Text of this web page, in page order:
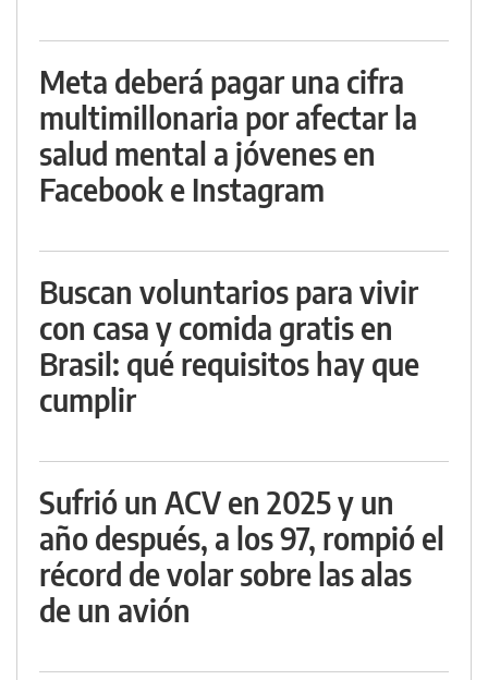
Meta deberá pagar una cifra
multimillonaria por afectar la
salud mental a jóvenes en
Facebook e Instagram
Buscan voluntarios para vivir
con casa y comida gratis en
Brasil: qué requisitos hay que
cumplir
Sufrió un ACV en 2025 y un
año después, a los 97, rompió el
récord de volar sobre las alas
de un avión